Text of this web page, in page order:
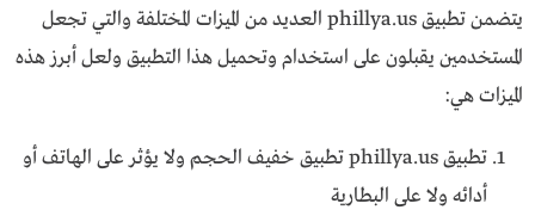
يتضمن تطبيق phillya.us العديد من الميزات المختلفة والتي تجعل
المستخدمين يقبلون على استخدام وتحميل هذا التطبيق ولعل أبرز هذه
الميزات هي:
تطبيق phillya.us تطبيق خفيف الحجم ولا يؤثر على الهاتف أو
أدائه ولا على البطارية